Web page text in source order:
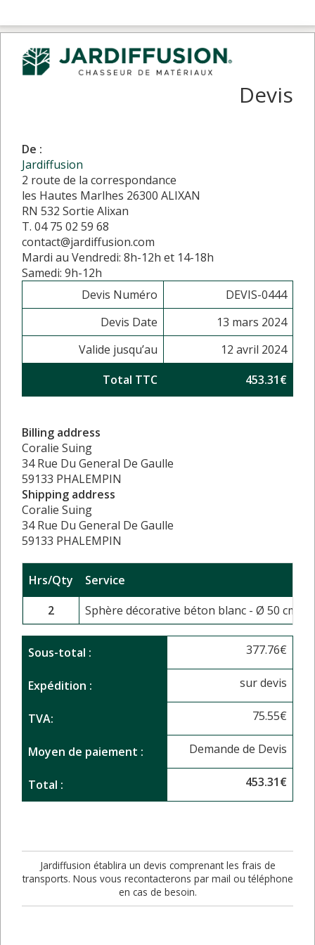
Devis
De :
Jardiffusion
2 route de la correspondance
les Hautes Marlhes 26300 ALIXAN
RN 532 Sortie Alixan
T. 04 75 02 59 68
contact@jardiffusion.com
Mardi au Vendredi: 8h-12h et 14-18h
Samedi: 9h-12h
Devis Numéro
DEVIS-0444
Devis Date
13 mars 2024
Valide jusqu’au
12 avril 2024
Total TTC
453.31€
Billing address
Coralie Suing
34 Rue Du General De Gaulle
59133 PHALEMPIN
Shipping address
Coralie Suing
34 Rue Du General De Gaulle
59133 PHALEMPIN
Hrs/Qty
Service
2
Sphère décorative béton blanc - Ø 50 cm -
Sous-total : 377.76€
Expédition : sur devis
TVA: 75.55€
Moyen de paiement : Demande de Devis
Total : 453.31€
Jardiffusion établira un devis comprenant les frais de
transports. Nous vous recontacterons par mail ou téléphone
en cas de besoin.